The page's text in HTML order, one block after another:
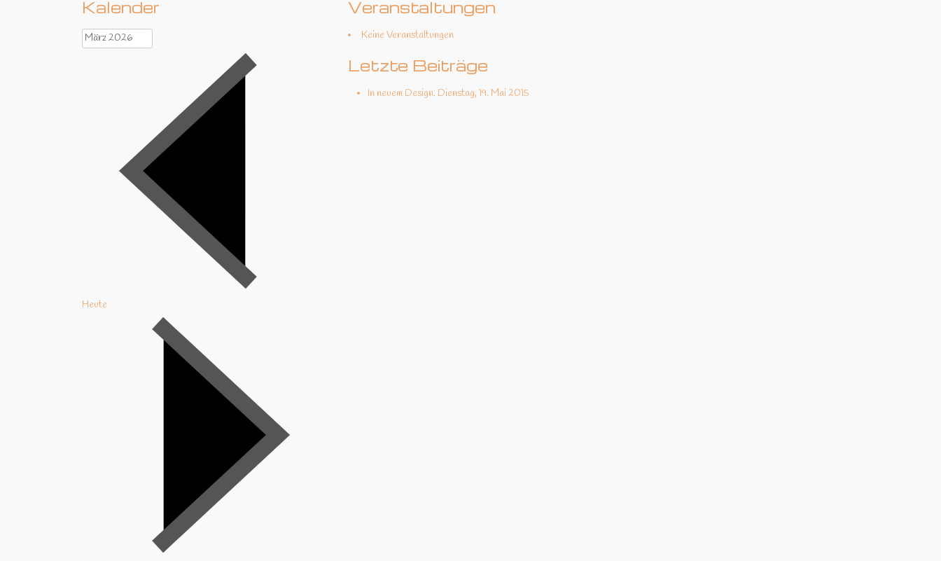
Kalender
Heute
Veranstaltungen
Keine Veranstaltungen
Letzte Beiträge
In neuem Design. Dienstag, 19. Mai 2015